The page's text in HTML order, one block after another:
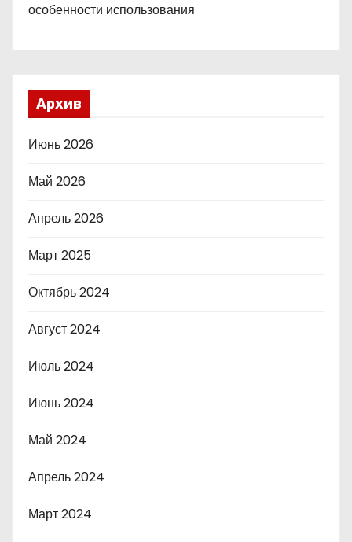
особенности использования
Архив
Июнь 2026
Май 2026
Апрель 2026
Март 2025
Октябрь 2024
Август 2024
Июль 2024
Июнь 2024
Май 2024
Апрель 2024
Март 2024